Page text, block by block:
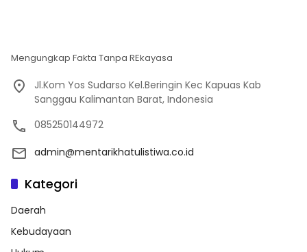
Mengungkap Fakta Tanpa REkayasa
Jl.Kom Yos Sudarso Kel.Beringin Kec Kapuas Kab
Sanggau Kalimantan Barat, Indonesia
085250144972
admin@mentarikhatulistiwa.co.id
Kategori
Daerah
Kebudayaan